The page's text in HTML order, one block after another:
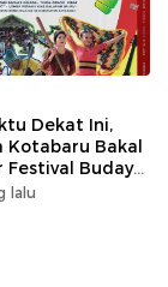
Dekat Ini,
Kotabaru Bakal
Festival Budaya
lalu